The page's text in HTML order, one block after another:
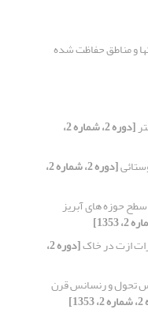
و مناطق حفاظت شده
[دوره 2، شماره 2،
[دوره 2، شماره 2،
سطح حوزه های آبریز
ازت در خاک [دوره 2،
تحول و رنسانس قرن